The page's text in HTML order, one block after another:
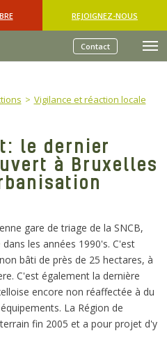
REJOIGNEZ-NOUS
Contact
Vigilance et réaction locale
le dernier
à Bruxelles
gare de triage de la SNCB,
les années 1990's. C'est
bâti de près de 25 hectares, à
C'est également la dernière
encore non réaffectée à du
La Région de
fin 2005 et a pour projet d'y